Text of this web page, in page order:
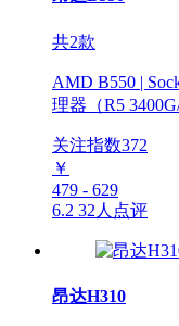
共2款
AMD B550 |
理器（R5
关注指数372
￥
479 - 629
6.2 32人点评
昂达H310